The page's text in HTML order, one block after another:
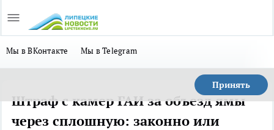
Мы в ВКонтакте Мы в Telegram
Принять
Штраф с камер ГАИ за объезд ямы
через сплошную: законно или